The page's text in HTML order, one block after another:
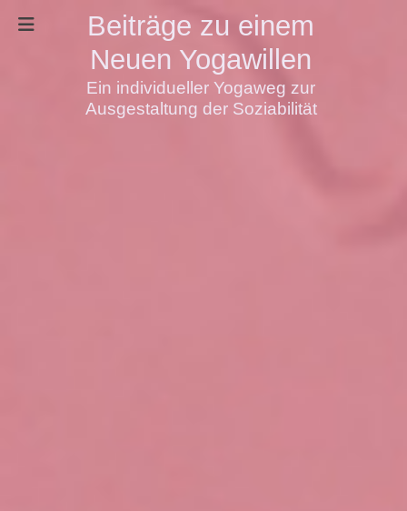
Beiträge zu einem
Neuen Yogawillen
Ein individueller Yogaweg zur
Ausgestaltung der Soziabilität